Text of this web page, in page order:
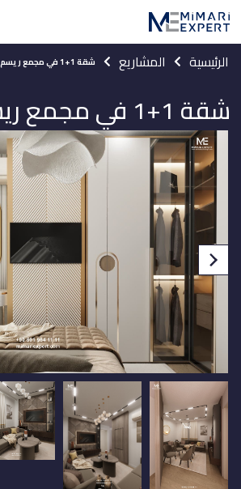
الرئيسية المشاريع شقة 1+1 في مجمع ريسم موديرن
شقة 1+1 في مجمع ريسم موديرن